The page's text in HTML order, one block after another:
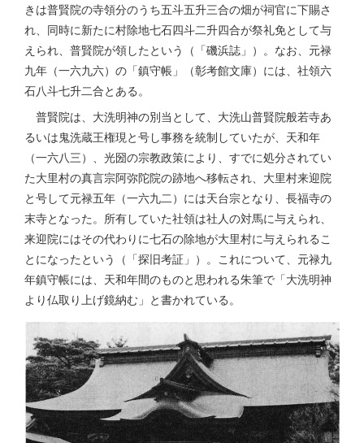
きは普賢院の寺領分のうち五斗五升三合の畑が祠官に下賜さ
れ、同時に新たに村除地七石四斗二升四合が祭礼免として与
えられ、普賢院が領したという（「磯浜誌」）。なお、元禄
九年（一六九六）の「鎮守帳」（彰考館文庫）には、社領六
石八斗七升二合とある。
普賢院は、大洗明神の別当として、大洗山普賢院般若寺あ
るいは鬼洗蔵王権現と号し事務を統制していたが、天和年
（一六八三）、光圀の宗教政策により、すでに処分されてい
た大里村の真言宗阿弥陀院の跡地へ移転され、大里村来迎院
と号して元禄五年（一六九二）には天台宗となり、長福寺の
末寺となった。所有していた社領は社人の対馬に与えられ、
来迎院にはその代わりに七石の除地が大里村に与えられるこ
とになったという（「探旧考証」）。これについて、元禄九
年鎮守帳には、天和年間のものと思われる朱筆で「大洗明神
より仏取り上げ鏡納む」と書かれている。